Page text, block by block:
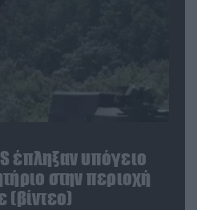
έπληξαν υπόγειο
στην περιοχή
(βίντεο)